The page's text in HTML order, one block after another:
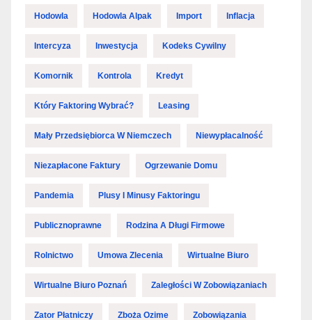
Hodowla Hodowla Alpak Import Inflacja
Intercyza Inwestycja Kodeks Cywilny
Komornik Kontrola Kredyt
Który Faktoring Wybrać? Leasing
Mały Przedsiębiorca W Niemczech Niewypłacalność
Niezapłacone Faktury Ogrzewanie Domu
Pandemia Plusy I Minusy Faktoringu
Publicznoprawne Rodzina A Długi Firmowe
Rolnictwo Umowa Zlecenia Wirtualne Biuro
Wirtualne Biuro Poznań Zaległości W Zobowiązaniach
Zator Płatniczy Zboża Ozime Zobowiązania